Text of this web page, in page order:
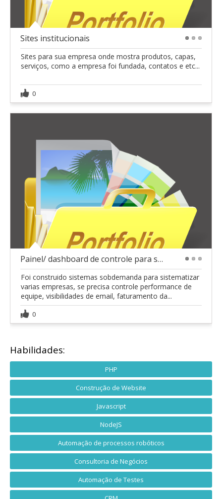
Sites institucionais
Sites para sua empresa onde mostra produtos, capas,
serviços, como a empresa foi fundada, contatos e etc...
0
Painel/ dashboard de controle para seu negócio
Foi construido sistemas sobdemanda para sistematizar
varias empresas, se precisa controle performance de
equipe, visibilidades de email, faturamento da...
0
Habilidades:
PHP
Construção de Website
Javascript
NodeJS
Automação de processos robóticos
Consultoria de Negócios
Automação de Testes